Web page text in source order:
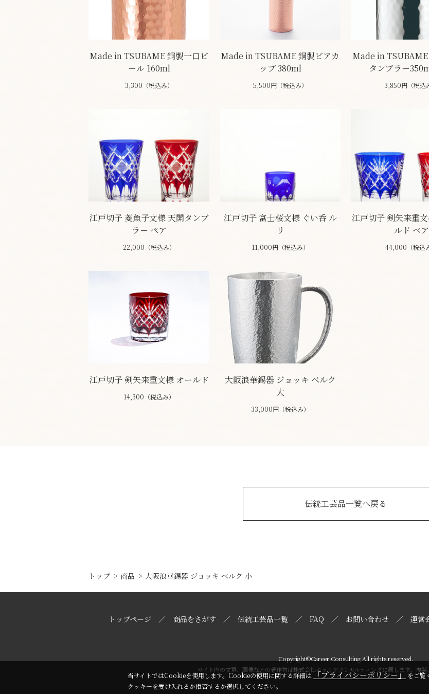
Made in TSUBAME 銅製一口ビ
ール 160ml
3,300（税込み）
Made in TSUBAME 銅製ビアカ
ップ 380ml
5,500円（税込み）
Made in TSUBAME
タンブラー
3,850円（税込
江戸切子 菱魚子文様 天開タンブ
ラー ペア
22,000（税込み）
江戸切子 富士桜文様 ぐい呑 ル
リ
11,000円（税込み）
江戸切子 剣矢来重
ルド ペア
44,000（税込
江戸切子 剣矢来重文様 オールド
14,300（税込み）
大阪浪華錫器 ジョッキ ベルク
大
33,000円（税込み）
伝統工芸品一覧へ戻る
トップ 商品 大阪浪華錫器 ジョッキ ベルク 小
トップページ 商品をさがす 伝統工芸品一覧 FAQ お問い合わせ 運営
Copyright©Career Consulting All rights reserved.
サイト内の文章、画像などの著作物は株式会社キャリアコンサルティングに属します。複製
当サイトではCookieを使用します。Cookieの使用に関する詳細は「プライバシーポリシー」 をご覧
クッキーを受け入れるか拒否するか選択してください。